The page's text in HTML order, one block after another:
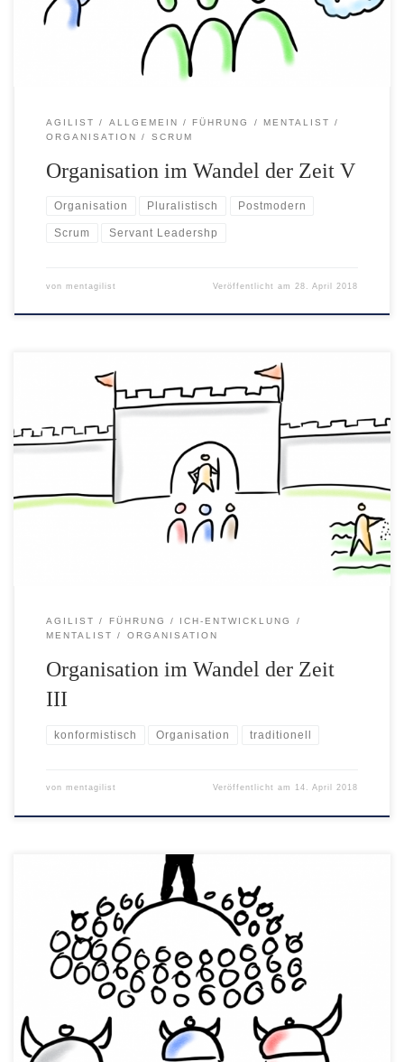
reaktive und magische Paradigma aus nächster Nähe
betrachtet hatte, entging man nur knapp einem […]
AGILIST ALLGEMEIN FÜHRUNG
MENTALIST
ORGANISATION
SCRUM
Organisation im Wandel der Zeit V
Organisation Pluralistisch Postmodern
Scrum Servant Leadershp
von mentagilist Veröffentlicht am 28. April 2018
Teil III – Rollen und Prozesse Was bisher geschah…
Nachdem der Agilist und der Mentalist zusammen mit
dem sonderbaren Professor Gold-Braun das reaktive und
das magische Paradigma kennengelernt hatten, sind sie in
die Zeit des tribal impulsiven Paradigmas gereist. Hier
haben sie die tribale Organisation kennengelernt, die von
AGILIST FÜHRUNG
ICH-ENTWICKLUNG
MENTALIST
ORGANISATION
Organisation im Wandel der Zeit
III
konformistisch Organisation traditionell
von mentagilist Veröffentlicht am 14. April 2018
Teil II – Leben und Tod Was bisher geschah… In der
letzten Episode haben unsere Freunde zusammen mit
Professor Gold-Braun in seinem zur Zeitmaschine
umgebauten Auto einen Ausflug in die Geburtsstunde der
Organisationen unternommen. Dabei haben sie das
reaktive und das magische Paradigma kennengelernt.
Leider fing es dann an zu […]